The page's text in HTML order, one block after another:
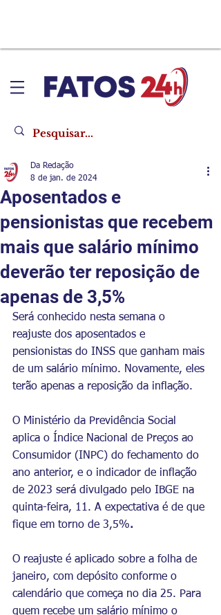
Aposentados e
pensionistas que recebem
mais que salário mínimo
deverão ter reposição de
apenas de 3,5%
Da Redação
8 de jan. de 2024
Será conhecido nesta semana o
reajuste dos aposentados e
pensionistas do INSS que ganham mais
de um salário mínimo. Novamente, eles
terão apenas a reposição da inflação.
O Ministério da Previdência Social
aplica o Índice Nacional de Preços ao
Consumidor (INPC) do fechamento do
ano anterior, e o indicador de inflação
de 2023 será divulgado pelo IBGE na
quinta-feira, 11. A expectativa é de que
fique em torno de 3,5%.
O reajuste é aplicado sobre a folha de
janeiro, com depósito conforme o
calendário que começa no dia 25. Para
quem recebe um salário mínimo o